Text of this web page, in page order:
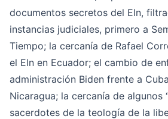
documentos secretos del Eln,
instancias judiciales, primero a
Tiempo; la cercanía de Rafael
el Eln en Ecuador; el cambio de
administración Biden frente a
Nicaragua; la cercanía de algunos
sacerdotes de la teología de la